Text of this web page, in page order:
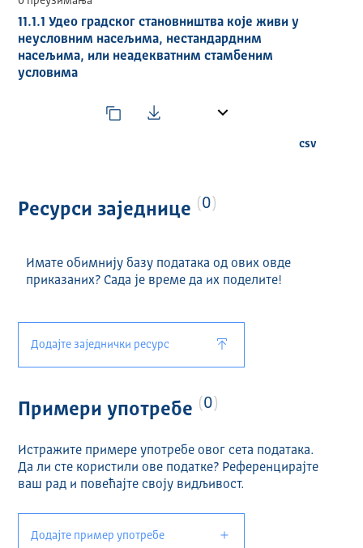
11.1.1 Удео градског становништва које живи у
неусловним насељима, нестандардним
насељима, или неадекватним стамбеним
условима
csv
Ресурси заједнице 0
Имате обимнију базу података од ових овде
приказаних? Сада је време да их поделите!
Додајте заједнички ресурс
Примери употребе 0
Истражите примере употребе овог сета података.
Да ли сте користили ове податке? Референцирајте
ваш рад и повећајте своју видљивост.
Додајте пример употребе